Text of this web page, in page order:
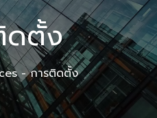
ดตั้ง
การติดตั้ง